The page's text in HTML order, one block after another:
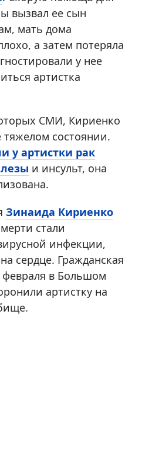
вызвал ее сын
мать дома
а затем потеряла
у нее
артистка
СМИ, Кириенко
тяжелом состоянии.
у артистки рак
и инсульт, она
Зинаида Кириенко
стали
инфекции,
сердце. Гражданская
в Большом
артистку на